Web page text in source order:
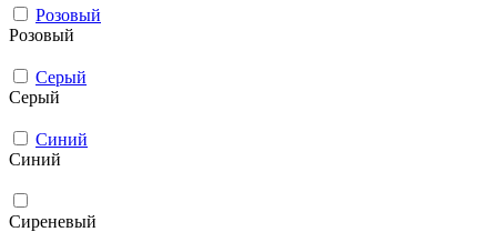
Розовый
Розовый
Серый
Серый
Синий
Синий
Сиреневый